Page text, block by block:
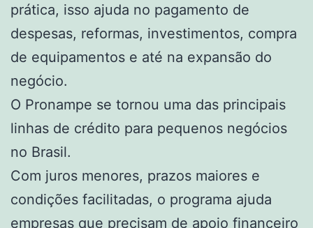
prática, isso ajuda no pagamento de
despesas, reformas, investimentos, compra
de equipamentos e até na expansão do
negócio.
O Pronampe se tornou uma das principais
linhas de crédito para pequenos negócios
no Brasil.
Com juros menores, prazos maiores e
condições facilitadas, o programa ajuda
empresas que precisam de apoio financeiro